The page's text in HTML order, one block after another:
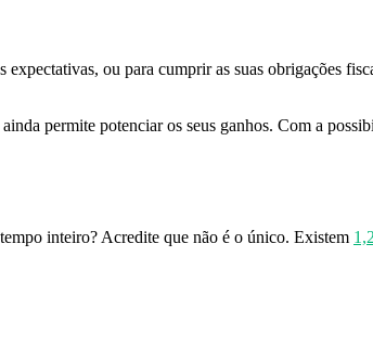
ou para cumprir as suas obrigações
permite potenciar os seus ganhos. Com a
inteiro? Acredite que não é o único. Existem